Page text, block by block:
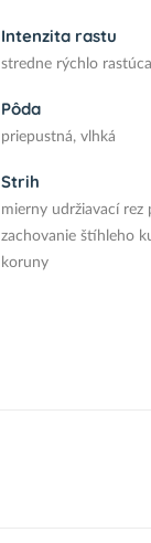
Intenzita rastu
stredne rýchlo rastúca
Pôda
priepustná, vlhká
Strih
mierny udržiavací
zachovanie štíhleho
koruny